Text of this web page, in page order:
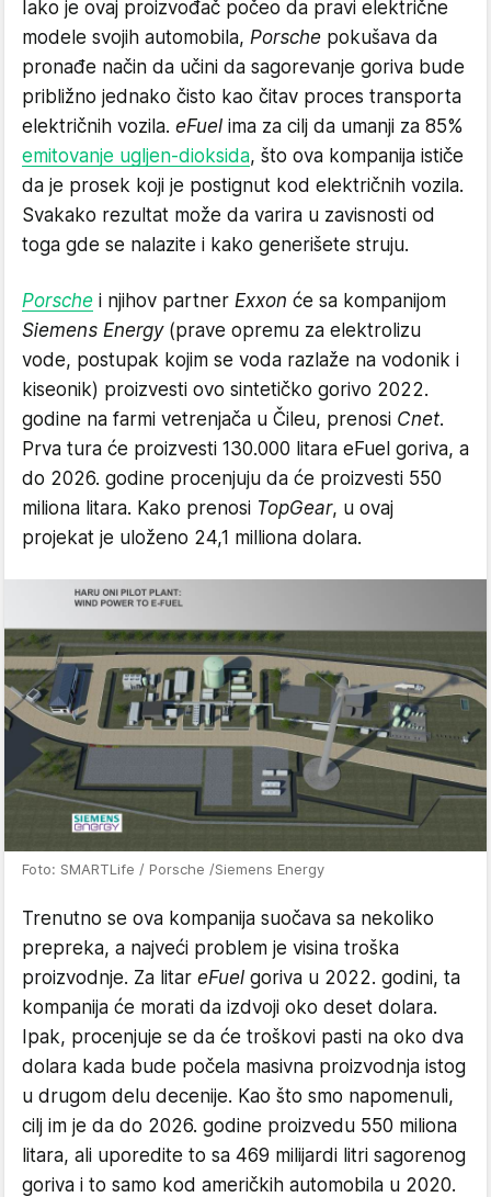
Iako je ovaj proizvođač počeo da pravi električne
modele svojih automobila, Porsche pokušava da
pronađe način da učini da sagorevanje goriva bude
približno jednako čisto kao čitav proces transporta
električnih vozila. eFuel ima za cilj da umanji za 85%
emitovanje ugljen-dioksida, što ova kompanija ističe
da je prosek koji je postignut kod električnih vozila.
Svakako rezultat može da varira u zavisnosti od
toga gde se nalazite i kako generišete struju.
Porsche i njihov partner Exxon će sa kompanijom
Siemens Energy(prave opremu za elektrolizu
vode, postupak kojim se voda razlaže na vodonik i
kiseonik) proizvesti ovo sintetičko gorivo 2022.
godine na farmi vetrenjača u Čileu, prenosi Cnet.
Prva tura će proizvesti 130.000 litara eFuel goriva, a
do 2026. godine procenjuju da će proizvesti 550
miliona litara. Kako prenosi TopGear, u ovaj
projekat je uloženo 24,1 milliona dolara.
Foto: SMARTLife / Porsche /Siemens Energy
Trenutno se ova kompanija suočava sa nekoliko
prepreka, a najveći problem je visina troška
proizvodnje. Za litar eFuel goriva u 2022. godini, ta
kompanija će morati da izdvoji oko deset dolara.
Ipak, procenjuje se da će troškovi pasti na oko dva
dolara kada bude počela masivna proizvodnja istog
u drugom delu decenije. Kao što smo napomenuli,
cilj im je da do 2026. godine proizvedu 550 miliona
litara, ali uporedite to sa 469 milijardi litri sagorenog
goriva i to samo kod američkih automobila u 2020.